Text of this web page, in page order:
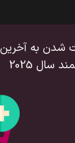
شدن به
سال 2025